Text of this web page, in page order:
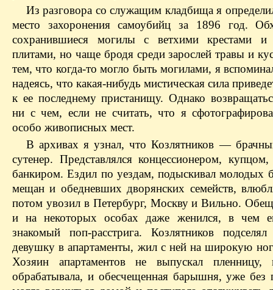
Из разговора со служащим кладбища я
место захоронения самоубийц за 1896 год.
сохранившиеся могилы с ветхими крестами
плитами, но чаще бродя среди зарослей травы и
тем, что когда-то могло быть могилами, я
надеясь, что какая-нибудь мистическая сила
к ее последнему пристанищу. Однако
ни с чем, если не считать, что я
особо живописных мест.
В архивах я узнал, что Козлятников —
сутенер. Представлялся концессионером, купцом,
банкиром. Ездил по уездам, подыскивал молодых
мещан и обедневших дворянских семейств,
потом увозил в Петербург, Москву и Вильно.
и на некоторых особах даже женился, в чем
знакомый поп-расстрига. Козлятников подселял
девушку в апартаменты, жил с ней на широкую
Хозяин апартаментов не выпускал пленницу,
обрабатывала, и обесчещенная барышня, уже без